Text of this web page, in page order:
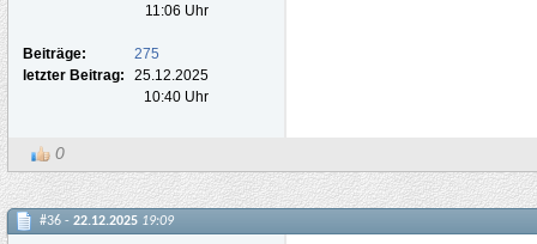
11:06 Uhr
Beiträge:
275
letzter Beitrag:
25.12.2025
10:40 Uhr
0
#36 - 22.12.2025 19:09